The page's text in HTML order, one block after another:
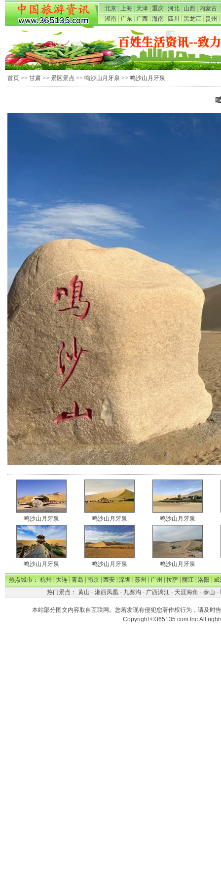
北京 上海 天津 重庆 河北 山西 内蒙古
湖南
广东 广西 海南 四川 黑龙江 贵州
首页 >> 甘肃 >> 景区景点 >> 鸣沙山月牙泉 >> 鸣沙山月牙泉
鸣沙山月牙泉 鸣沙山月牙泉 鸣沙山月牙泉
鸣沙山月牙泉 鸣沙山月牙泉 鸣沙山月牙泉
热点城市：杭州|大连|青岛|南京|西安|深圳|苏州|广州|拉萨|丽江|洛阳|威
热门景点： 黄山 - 湘西凤凰- 九寨沟 - 广西漓江- 天涯海角 - 泰山 -
本站部分图文内容取自互联网。您若发现有侵犯您著作权行为，请及时
Copyright ©365135.com Inc.All